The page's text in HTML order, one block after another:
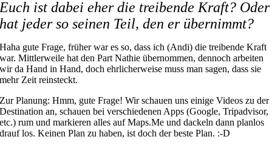
Euch ist dabei eher die treibende Kraft? Oder
hat jeder so seinen Teil, den er übernimmt?
Haha gute Frage, früher war es so, dass ich (Andi) die treibende Kraft
war. Mittlerweile hat den Part Nathie übernommen, dennoch arbeiten
wir da Hand in Hand, doch ehrlicherweise muss man sagen, dass sie
mehr Zeit reinsteckt.
Zur Planung: Hmm, gute Frage! Wir schauen uns einige Videos zu der
Destination an, schauen bei verschiedenen Apps (Google, Tripadvisor,
etc.) rum und markieren alles auf Maps.Me und dackeln dann planlos
drauf los. Keinen Plan zu haben, ist doch der beste Plan. :-D